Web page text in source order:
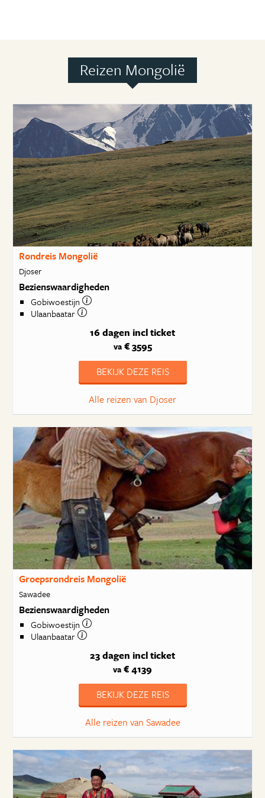
Reizen Mongolië
Rondreis Mongolië
Djoser
Bezienswaardigheden
Gobiwoestijn
Ulaanbaatar
16 dagen incl ticket
va€ 3595
BEKIJK DEZE REIS
Alle reizen van Djoser
Groepsrondreis Mongolië
Sawadee
Bezienswaardigheden
Gobiwoestijn
Ulaanbaatar
23 dagen incl ticket
va € 4139
BEKIJK DEZE REIS
Alle reizen van Sawadee